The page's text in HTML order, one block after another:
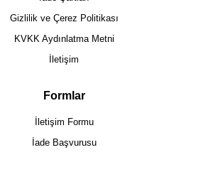
Gizlilik ve Çerez Politikası
KVKK Aydınlatma Metni
İletişim
Formlar
İletişim Formu
İade Başvurusu